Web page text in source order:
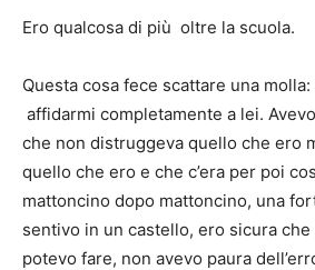
Ero qualcosa di più oltre la scuola.
Questa cosa fece scattare una
affidarmi completamente a lei.
che non distruggeva quello che ero
quello che ero e che c’era per poi
mattoncino dopo mattoncino, una
sentivo in un castello, ero sicura che
potevo fare, non avevo paura